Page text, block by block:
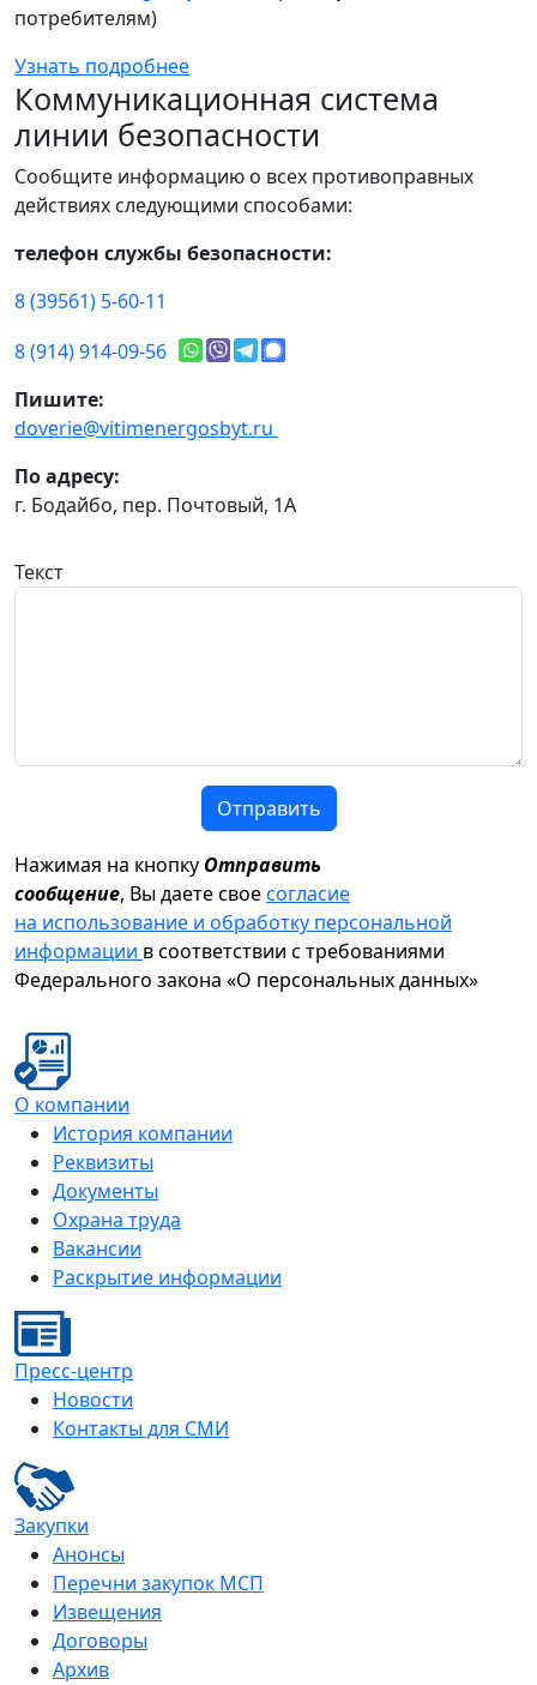
потребителям)
Узнать подробнее
Коммуникационная система
линии безопасности
Сообщите информацию о всех противоправных
действиях следующими способами:
телефон службы безопасности:
8 (39561) 5-60-11
8 (914) 914-09-56
Пишите:
doverie@vitimenergosbyt.ru
По адресу:
г. Бодайбо, пер. Почтовый, 1А
Текст
Отправить
Нажимая на кнопку Отправить
сообщение, Вы даете своесогласие
на использование и обработку персональной
информации в соответствии с требованиями
Федерального закона «О персональных данных»
О компании
История компании
Реквизиты
Документы
Охрана труда
Вакансии
Раскрытие информации
Пресс-центр
Новости
Контакты для СМИ
Закупки
Анонсы
Перечни закупок МСП
Извещения
Договоры
Архив